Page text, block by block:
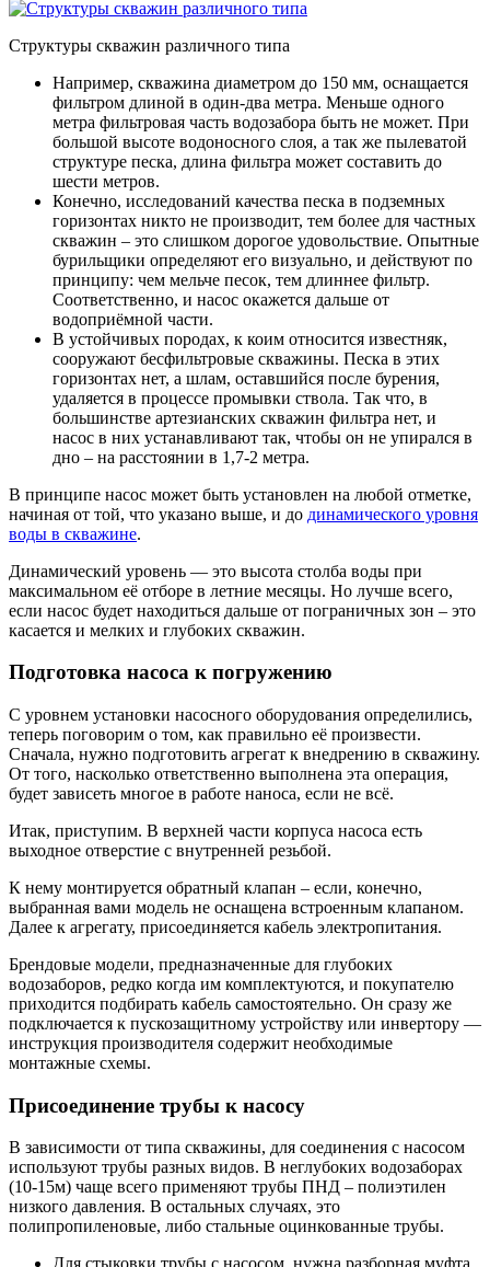
Структуры скважин различного типа
Например, скважина диаметром до 150 мм, оснащается
фильтром длиной в один-два метра. Меньше одного
метра фильтровая часть водозабора быть не может. При
большой высоте водоносного слоя, а так же пылеватой
структуре песка, длина фильтра может составить до
шести метров.
Конечно, исследований качества песка в подземных
горизонтах никто не производит, тем более для частных
скважин – это слишком дорогое удовольствие. Опытные
бурильщики определяют его визуально, и действуют по
принципу: чем мельче песок, тем длиннее фильтр.
Соответственно, и насос окажется дальше от
водоприёмной части.
В устойчивых породах, к коим относится известняк,
сооружают бесфильтровые скважины. Песка в этих
горизонтах нет, а шлам, оставшийся после бурения,
удаляется в процессе промывки ствола. Так что, в
большинстве артезианских скважин фильтра нет, и
насос в них устанавливают так, чтобы он не упирался в
дно – на расстоянии в 1,7-2 метра.
В принципе насос может быть установлен на любой отметке,
начиная от той, что указано выше, и до динамического уровня
воды в скважине.
Динамический уровень — это высота столба воды при
максимальном её отборе в летние месяцы. Но лучше всего,
если насос будет находиться дальше от пограничных зон – это
касается и мелких и глубоких скважин.
Подготовка насоса к погружению
С уровнем установки насосного оборудования определились,
теперь поговорим о том, как правильно её произвести.
Сначала, нужно подготовить агрегат к внедрению в скважину.
От того, насколько ответственно выполнена эта операция,
будет зависеть многое в работе наноса, если не всё.
Итак, приступим. В верхней части корпуса насоса есть
выходное отверстие с внутренней резьбой.
К нему монтируется обратный клапан – если, конечно,
выбранная вами модель не оснащена встроенным клапаном.
Далее к агрегату, присоединяется кабель электропитания.
Брендовые модели, предназначенные для глубоких
водозаборов, редко когда им комплектуются, и покупателю
приходится подбирать кабель самостоятельно. Он сразу же
подключается к пускозащитному устройству или инвертору —
инструкция производителя содержит необходимые
монтажные схемы.
Присоединение трубы к насосу
В зависимости от типа скважины, для соединения с насосом
используют трубы разных видов. В неглубоких водозаборах
(10-15м) чаще всего применяют трубы ПНД – полиэтилен
низкого давления. В остальных случаях, это
полипропиленовые, либо стальные оцинкованные трубы.